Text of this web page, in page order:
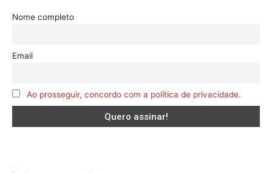
Nome completo
Email
Ao prosseguir, concordo com a política de privacidade.